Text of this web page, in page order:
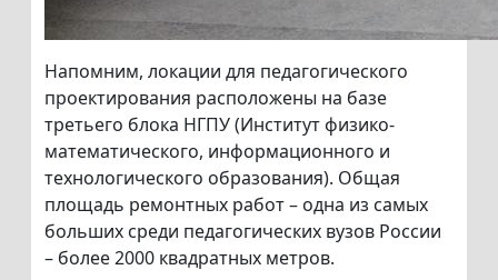
Напомним, локации для педагогического
проектирования расположены на базе
третьего блока НГПУ (Институт физико-
математического, информационного и
технологического образования). Общая
площадь ремонтных работ – одна из самых
больших среди педагогических вузов России
– более 2000 квадратных метров.